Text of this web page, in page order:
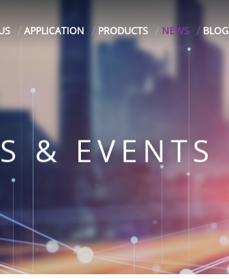
APPLICATION PRODUCTS NEWS BLOG
& EVENTS